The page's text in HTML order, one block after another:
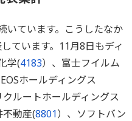
いています。こうしたなか
ています。11月8日もディ
学(4183）、富士フイルム
ホールディングス
クルートホールディングス
不動産(8801）、ソフトバン